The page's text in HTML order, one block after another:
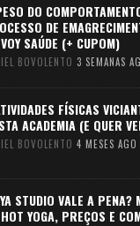
DO
DE
SAÚDE (+ CUPOM)
BOVOLENTO 3 SEMANAS
FÍSICAS
ACADEMIA (E QUER
BOVOLENTO 4 MESES AGO
STUDIO VALE A PENA?
YOGA, PREÇOS E